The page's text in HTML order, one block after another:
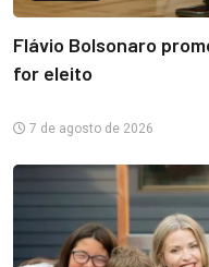
Flávio Bolsonaro
for eleito
7 de agosto de 2026